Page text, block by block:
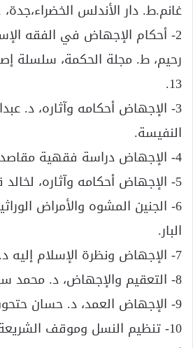
غانم.ط. دار الأندلس الخضراء،جدة، 1421.
2- أحكام الإجهاض في الفقه
رحيم، ط. مجلة الحكمة، سلسلة
13.
3- الإجهاض أحكامه وآثاره، د.
النفيسة.
4- الإجهاض دراسة فقهية مقاصدية، د. فريده زوزو.
5- الإجهاض أحكامه وآثاره، لخالد قرقور.
6- الجنين المشوه والأمراض
البار.
7- الإجهاض ونظرة الإسلام إليه د. أحمد الغزالي.
8- التعقيم والإجهاض، د. محمد سلامه مدكور.
9- الإجهاض العمد، د. حسان حتحوت.
10- تنظيم النسل وموقف